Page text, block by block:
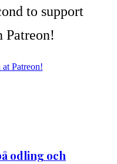
to support
Patreon!
odling och